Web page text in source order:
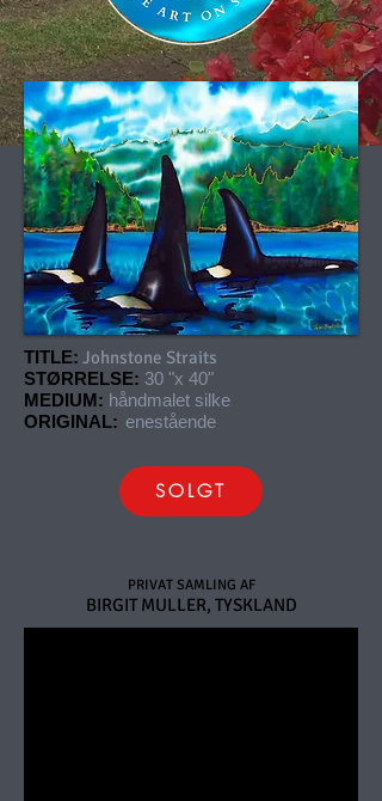
TITLE: Johnstone Straits
STØRRELSE: 30 "x 40"
MEDIUM: håndmalet silke
ORIGINAL: enestående
SOLGT
PRIVAT SAMLING AF
BIRGIT MULLER, TYSKLAND